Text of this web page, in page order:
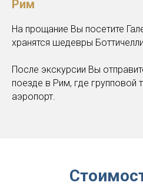
Рим
На прощание Вы посетите
хранятся шедевры
После экскурсии Вы
поезде в Рим, где групповой
аэропорт.